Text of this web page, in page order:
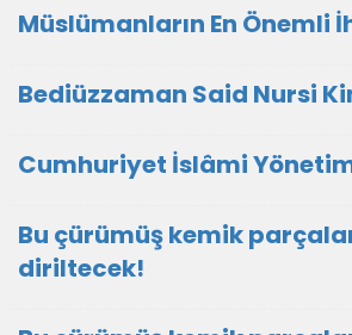
Müslümanların En Önemli
Bediüzzaman Said Nursi
Cumhuriyet İslâmi
Bu çürümüş kemik
diriltecek!